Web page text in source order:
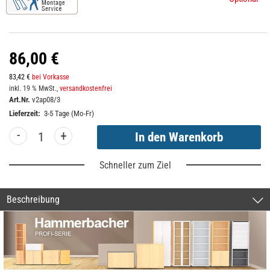
86,00 €
83,42 € bei Vorkasse
inkl. 19 % MwSt., versandkostenfrei
Art.Nr. v2ap08/3
Lieferzeit: 3-5 Tage (Mo-Fr)
- +
Schneller zum Ziel
Beschreibung